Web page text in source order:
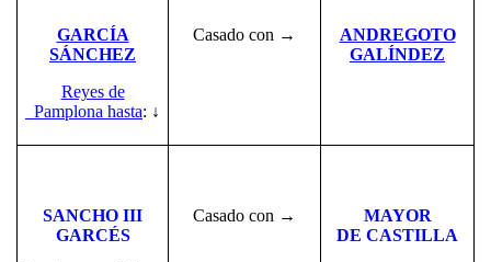
GARCÍA
SÁNCHEZ
Reyes de
Pamplona hasta: ↓
Casado con →
ANDREGOTO
GALÍNDEZ
SANCHO III
GARCÉS
Casado con →
MAYOR
DE CASTILLA